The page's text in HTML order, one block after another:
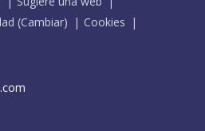
(Cambiar)
Cookies